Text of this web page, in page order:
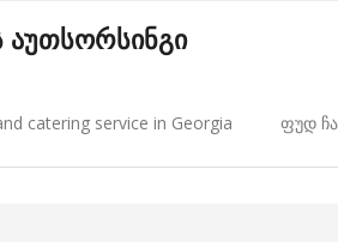
აუთსორსინგი
catering service in Georgia ფუდ